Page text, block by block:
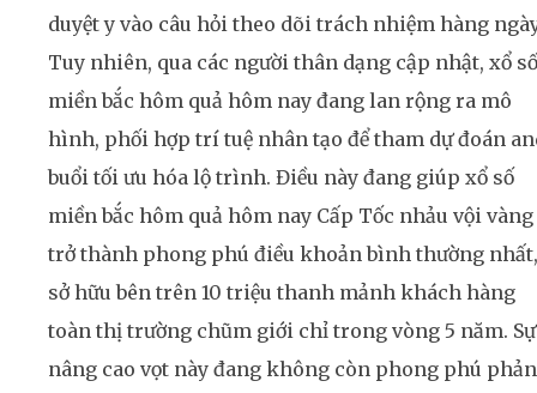
duyệt y vào câu hỏi theo dõi trách nhiệm hàng
Tuy nhiên, qua các người thân dạng cập nhật, xổ số
miền bắc hôm quả hôm nay đang lan rộng ra mô
hình, phối hợp trí tuệ nhân tạo để tham dự đoán
buổi tối ưu hóa lộ trình. Điều này đang giúp xổ số
miền bắc hôm quả hôm nay Cấp Tốc nhảu vội vàng
trở thành phong phú điều khoản bình thường nhất,
sở hữu bên trên 10 triệu thanh mảnh khách hàng
toàn thị trường chũm giới chỉ trong vòng 5 năm. Sự
nâng cao vọt này đang không còn phong phú phản